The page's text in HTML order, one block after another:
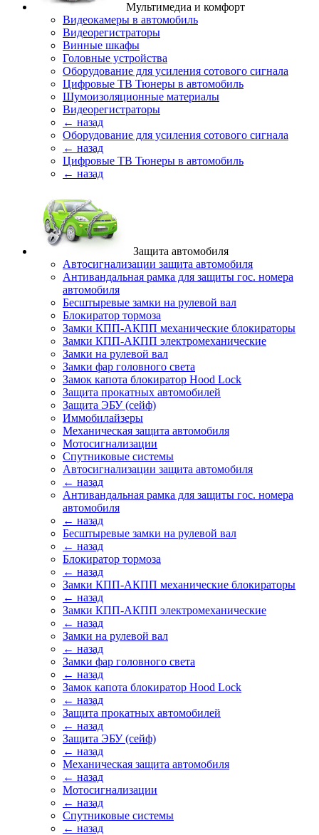
Мультимедиа и комфорт
Видеокамеры в автомобиль
Видеорегистраторы
Винные шкафы
Головные устройства
Оборудование для усиления сотового сигнала
Цифровые ТВ Тюнеры в автомобиль
Шумоизоляционные материалы
Видеорегистраторы
← назад
Оборудование для усиления сотового сигнала
← назад
Цифровые ТВ Тюнеры в автомобиль
← назад
Защита автомобиля
Автосигнализации защита автомобиля
Антивандальная рамка для защиты гос. номера
автомобиля
Бесштыревые замки на рулевой вал
Блокиратор тормоза
Замки КПП-АКПП механические блокираторы
Замки КПП-АКПП электромеханические
Замки на рулевой вал
Замки фар головного света
Замок капота блокиратор Hood Lock
Защита прокатных автомобилей
Защита ЭБУ (сейф)
Иммобилайзеры
Механическая защита автомобиля
Мотосигнализации
Спутниковые системы
Автосигнализации защита автомобиля
← назад
Антивандальная рамка для защиты гос. номера
автомобиля
← назад
Бесштыревые замки на рулевой вал
← назад
Блокиратор тормоза
← назад
Замки КПП-АКПП механические блокираторы
← назад
Замки КПП-АКПП электромеханические
← назад
Замки на рулевой вал
← назад
Замки фар головного света
← назад
Замок капота блокиратор Hood Lock
← назад
Защита прокатных автомобилей
← назад
Защита ЭБУ (сейф)
← назад
Механическая защита автомобиля
← назад
Мотосигнализации
← назад
Спутниковые системы
← назад